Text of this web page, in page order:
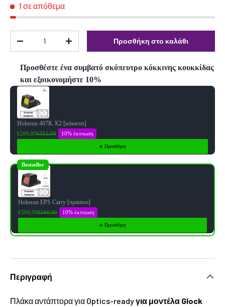
1 σε απόθεμα
-
+ Προσθήκη στο καλάθι
Προσθέστε ένα συμβατό σκόπευτρο κόκκινης κουκκίδας
και εξοικονομήστε 10%
Use the Previous and Next buttons to navigate through product
Holosun 407K X2 [κόκκινο]
€280,80€312,00 10% έκπτωση
Προσθήκη
Holosun EPS Carry [πράσινο]
€504,00€560,00 10% έκπτωση
Προσθήκη
Bestseller
Περιγραφή
Πλάκα αντάπτορα για Optics-readyγια μοντέλα Glock